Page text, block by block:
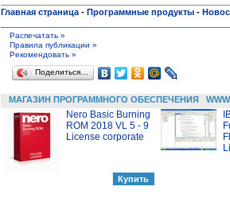
Главная страница - Программные продукты -
Распечатать »
Правила публикации »
Рекомендовать »
Поделиться…
МАГАЗИН ПРОГРАММНОГО ОБЕСПЕЧЕНИЯ
Nero Basic Burning
ROM 2018 VL 5 - 9
License corporate